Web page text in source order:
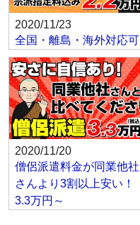
2020/11/23
全国・離島・海外対応可
2020/11/20
僧侶派遣料金が同業他社
さんより3割以上安い！
3.3万円～